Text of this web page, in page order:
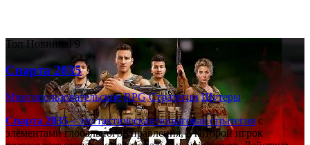
Топ Новинка! 9
Спарта 2035
Многопользовательские RPG Стратегии Шутеры
Спарта 2035– это тактическаяпошаговая стратегияс
элементами глобального управления, в которой игрок